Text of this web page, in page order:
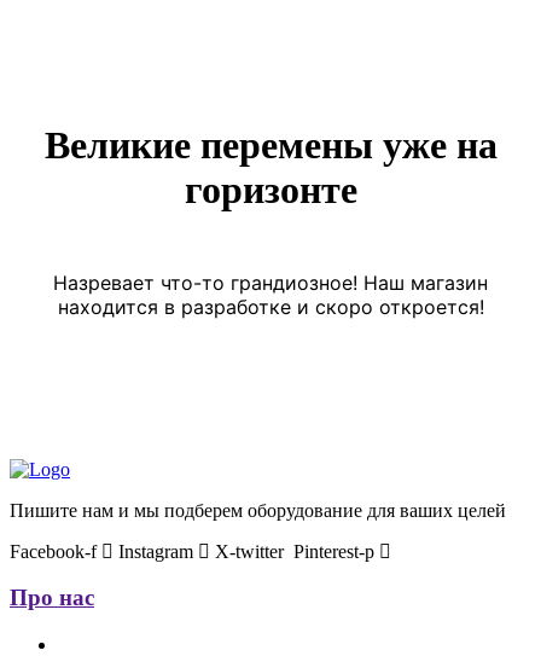
Великие перемены уже на
горизонте
Назревает что-то грандиозное! Наш магазин
находится в разработке и скоро откроется!
Пишите нам и мы подберем оборудование для ваших целей
Facebook-f
Instagram X-twitter Pinterest-p
Про нас